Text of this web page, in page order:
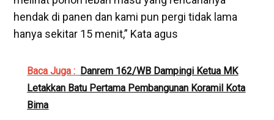
hendak di panen dan kami pun pergi tidak lama
hanya sekitar 15 menit,” Kata agus
Baca Juga : Danrem 162/WB Dampingi Ketua MK
Letakkan Batu Pertama Pembangunan Koramil Kota
Bima